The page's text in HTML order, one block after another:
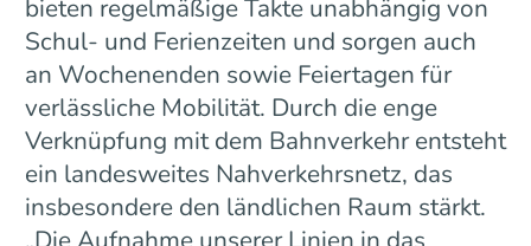
bieten regelmäßige Takte unabhängig von
Schul- und Ferienzeiten und sorgen auch
an Wochenenden sowie Feiertagen für
verlässliche Mobilität. Durch die enge
Verknüpfung mit dem Bahnverkehr entsteht
ein landesweites Nahverkehrsnetz, das
insbesondere den ländlichen Raum stärkt.